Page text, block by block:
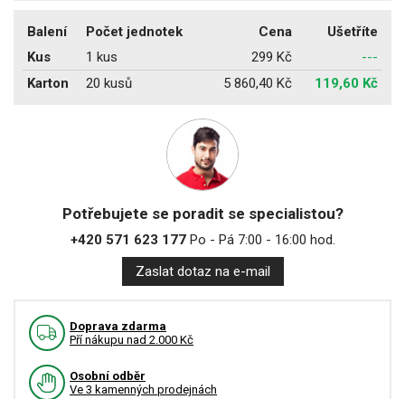
Balení Počet jednotek Cena
Ušetříte
Kus
1 kus 299 Kč
---
Karton
20 kusů 5 860,40 Kč 119,60 Kč
Potřebujete se poradit se specialistou?
+420 571 623 177Po - Pá 7:00 - 16:00 hod.
Zaslat dotaz na e-mail
Doprava zdarma
Pří nákupu nad 2.000 Kč
Osobní odběr
Ve 3 kamenných prodejnách